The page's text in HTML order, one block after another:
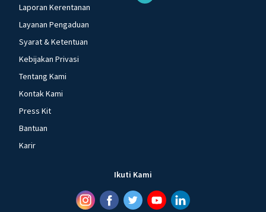
Laporan Kerentanan
Layanan Pengaduan
Syarat & Ketentuan
Kebijakan Privasi
Tentang Kami
Kontak Kami
Press Kit
Bantuan
Karir
Ikuti Kami